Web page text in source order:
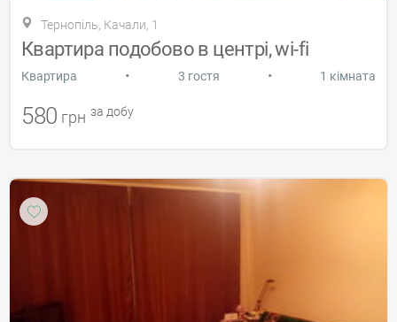
Тернопіль, Качали, 1
Квартира подобово в центрі, wi-fi
Квартира • 3 гостя • 1 кімната
580 грн за добу